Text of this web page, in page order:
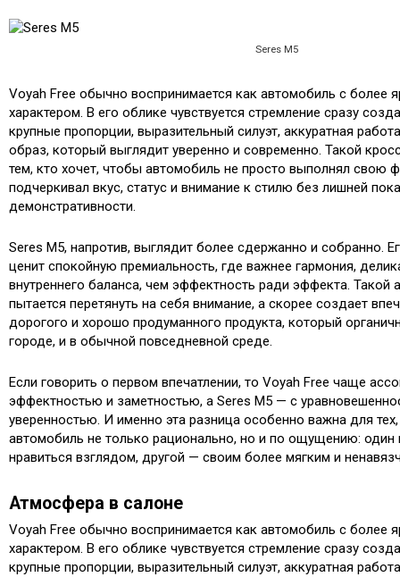
Seres M5
Voyah Free обычно воспринимается как автомобиль с более
характером. В его облике чувствуется стремление сразу
крупные пропорции, выразительный силуэт, аккуратная
образ, который выглядит уверенно и современно. Такой
тем, кто хочет, чтобы автомобиль не просто выполнял свою
подчеркивал вкус, статус и внимание к стилю без лишней
демонстративности.
Seres M5, напротив, выглядит более сдержанно и собранно.
ценит спокойную премиальность, где важнее гармония,
внутреннего баланса, чем эффектность ради эффекта. Такой
пытается перетянуть на себя внимание, а скорее создает
дорогого и хорошо продуманного продукта, который
городе, и в обычной повседневной среде.
Если говорить о первом впечатлении, то Voyah Free чаще
эффектностью и заметностью, а Seres M5 — с
уверенностью. И именно эта разница особенно важна для
автомобиль не только рационально, но и по ощущению:
нравиться взглядом, другой — своим более мягким и
Атмосфера в салоне
Voyah Free обычно воспринимается как автомобиль с более
характером. В его облике чувствуется стремление сразу
крупные пропорции, выразительный силуэт, аккуратная